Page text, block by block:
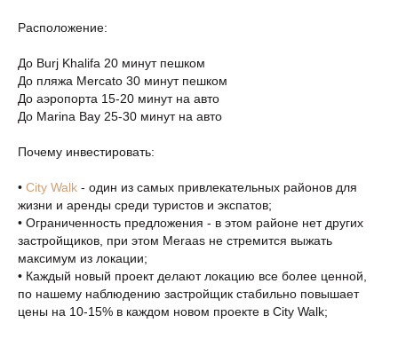
Расположение:
До Burj Khalifa 20 минут пешком
До пляжа Mercato 30 минут пешком
До аэропорта 15-20 минут на авто
До Marina Bay 25-30 минут на авто
Почему инвестировать:
• City Walk - один из самых привлекательных районов для
жизни и аренды среди туристов и экспатов;
• Ограниченность предложения - в этом районе нет других
застройщиков, при этом Meraas не стремится выжать
максимум из локации;
• Каждый новый проект делают локацию все более ценной,
по нашему наблюдению застройщик стабильно повышает
цены на 10-15% в каждом новом проекте в City Walk;